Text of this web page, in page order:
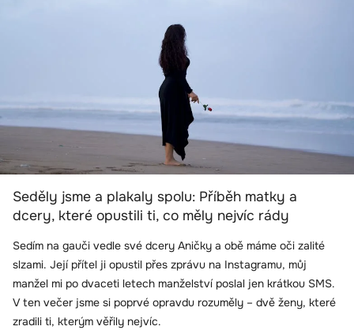
Seděly jsme a plakaly spolu: Příběh matky a
dcery, které opustili ti, co měly nejvíc rády
Sedím na gauči vedle své dcery Aničky a obě máme oči zalité
slzami. Její přítel ji opustil přes zprávu na Instagramu, můj
manžel mi po dvaceti letech manželství poslal jen krátkou SMS.
V ten večer jsme si poprvé opravdu rozuměly – dvě ženy, které
zradili ti, kterým věřily nejvíc.